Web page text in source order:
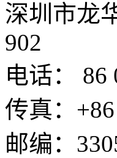
深圳市龙
902
电话： 86
传真：
邮编：